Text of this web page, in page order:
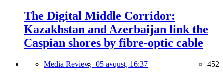
The Digital Middle Corridor:
Kazakhstan and Azerbaijan link the
Caspian shores by fibre-optic cable
Media Review, 05 avqust, 16:37 452